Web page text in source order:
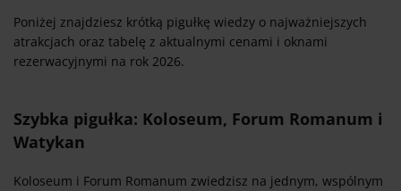
Poniżej znajdziesz krótką pigułkę wiedzy o najważniejszych
atrakcjach oraz tabelę z aktualnymi cenami i oknami
rezerwacyjnymi na rok 2026.
Szybka pigułka: Koloseum, Forum Romanum i
Watykan
Koloseum i Forum Romanum zwiedzisz na jednym, wspólnym